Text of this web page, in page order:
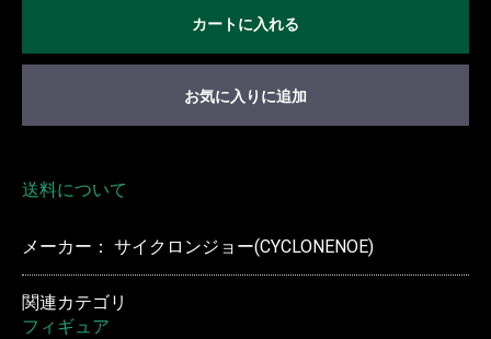
カートに入れる
お気に入りに追加
送料について
メーカー： サイクロンジョー(CYCLONENOE)
関連カテゴリ
フィギュア